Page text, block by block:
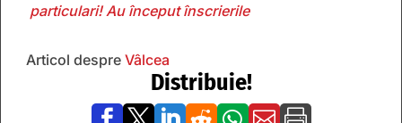
particulari! Au început înscrierile
Articol despre Vâlcea
Distribuie!